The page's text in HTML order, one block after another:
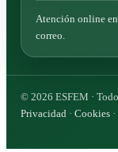
Atención online
correo.
© 2026 ESFEM ·
Privacidad · Cookies ·